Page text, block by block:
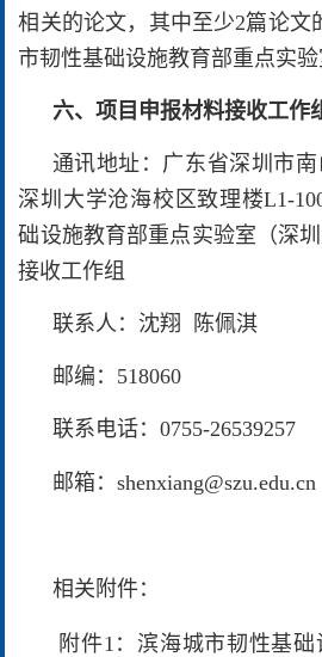
相关的论文，其中至少2篇论文
市韧性基础设施教育部重点实验
六、项目申报材料接收工作
通讯地址：广东省深圳市
深圳大学沧海校区致理楼L1-
础设施教育部重点实验室（深
接收工作组
联系人：沈翔 陈佩淇
邮编：518060
联系电话：0755-26539257
邮箱： shenxiang@szu.edu.cn
相关附件：
附件1：滨海城市韧性基